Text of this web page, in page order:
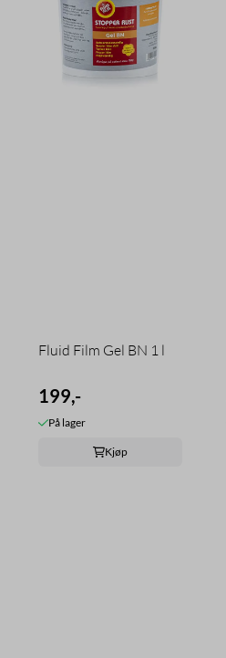
Fluid Film Gel BN 1 l
199,-
På lager
Kjøp